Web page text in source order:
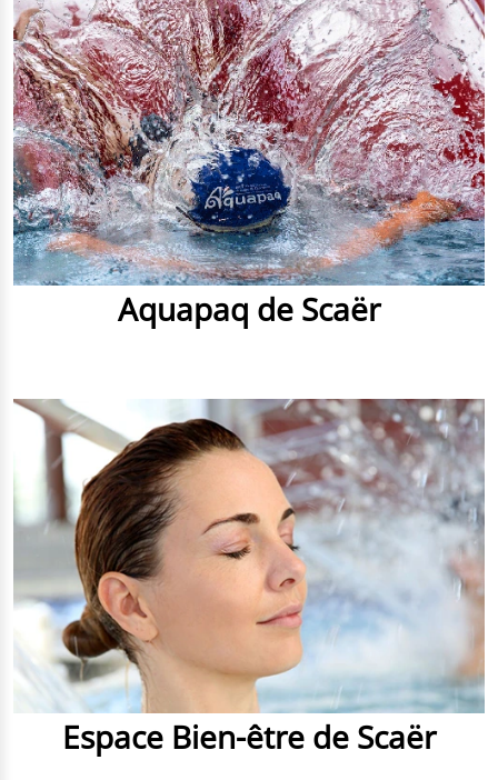
Aquapaq de Scaër
Espace Bien-être de Scaër